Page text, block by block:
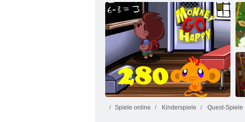
Baby-Hazel. Thanksgiving-Spaß
Spiele online Kinderspiele Quest-Spiele